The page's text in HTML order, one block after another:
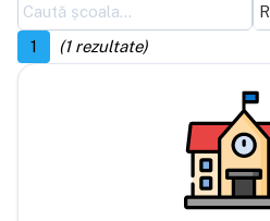
1
(1rezultate)